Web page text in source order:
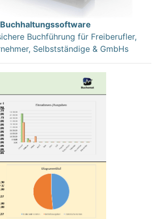
Buchhaltungssoftware
Buchführung für Freiberufler,
Selbstständige & GmbHs